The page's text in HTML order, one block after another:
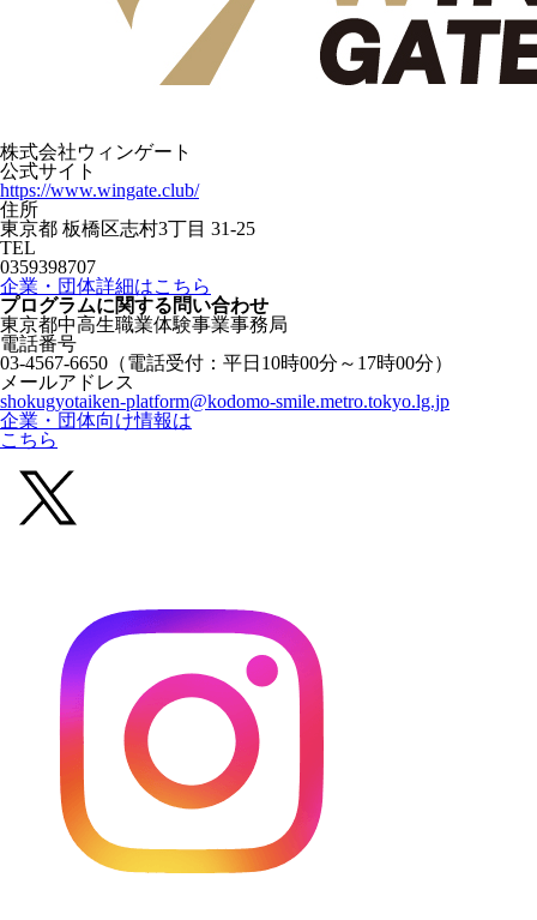
株式会社ウィンゲート
公式サイト
https://www.wingate.club/
住所
東京都 板橋区志村3丁目 31-25
TEL
0359398707
企業・団体詳細はこちら
プログラムに関する問い合わせ
東京都中高生職業体験事業事務局
電話番号
03-4567-6650 （電話受付：平日10時00分～17時00分）
メールアドレス
shokugyotaiken-platform@kodomo-smile.metro.tokyo.lg.jp
企業・団体向け情報は
こちら